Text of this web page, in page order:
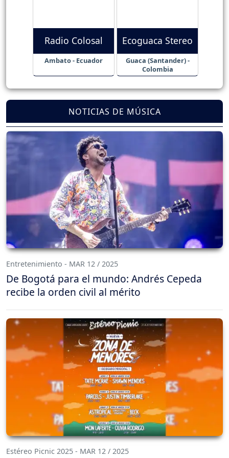
Radio Colosal
Ambato - Ecuador
Ecoguaca Stereo
Guaca (Santander) -
Colombia
NOTICIAS DE MÚSICA
Entretenimiento - MAR 12 / 2025
De Bogotá para el mundo: Andrés Cepeda
recibe la orden civil al mérito
Estéreo Picnic 2025 - MAR 12 / 2025